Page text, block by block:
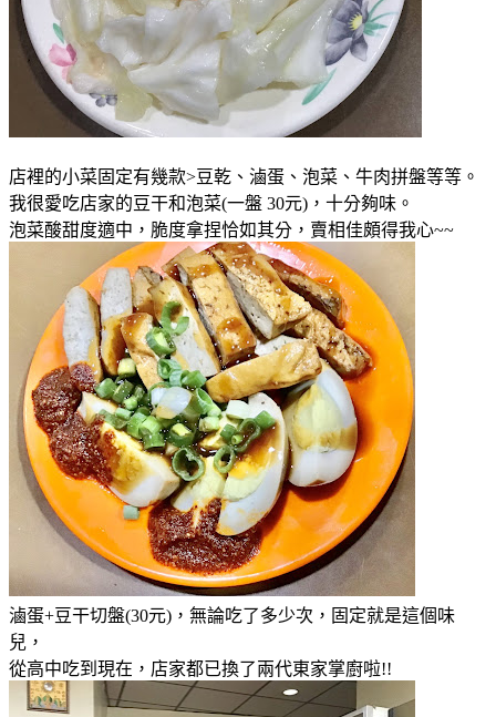
店裡的小菜固定有幾款>豆乾、滷蛋、泡菜、牛肉拼盤等等。
我很愛吃店家的豆干和泡菜(一盤 30元)，十分夠味。
泡菜酸甜度適中，脆度拿捏恰如其分，賣相佳頗得我心~~
滷蛋+豆干切盤(30元)，無論吃了多少次，固定就是這個味
兒，
從高中吃到現在，店家都已換了兩代東家掌廚啦!!